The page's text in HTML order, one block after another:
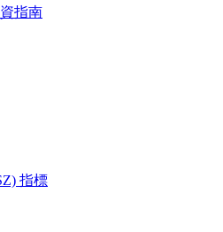
指南
指標